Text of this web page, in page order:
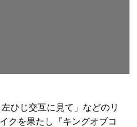
ひじ交互に見て」などのリ
クを果たし『キングオブコ